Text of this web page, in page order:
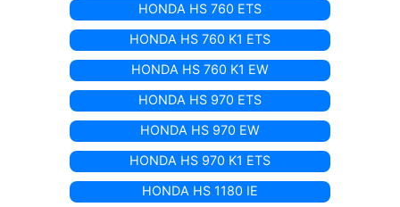
HONDA HS 760 ETS
HONDA HS 760 K1 ETS
HONDA HS 760 K1 EW
HONDA HS 970 ETS
HONDA HS 970 EW
HONDA HS 970 K1 ETS
HONDA HS 1180 IE